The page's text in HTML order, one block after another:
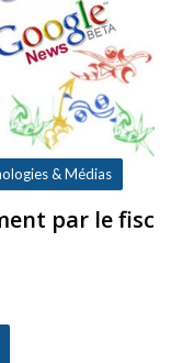
& Médias
par le fisc